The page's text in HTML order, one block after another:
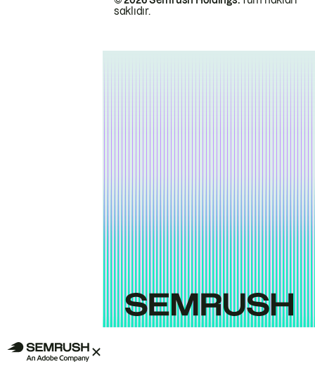
saklıdır.